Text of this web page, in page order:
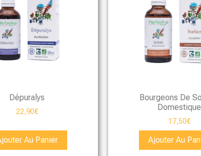
Dépuralys
22,90€
Au Panier
Bourgeons De
Domestique
17,50€
Ajouter Au